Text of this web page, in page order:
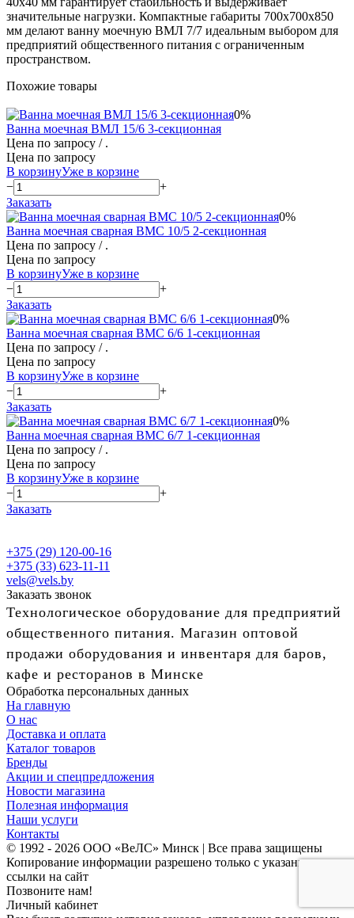
значительные нагрузки. Компактные габариты 700х700х850
мм делают ванну моечную ВМЛ 7/7 идеальным выбором для
предприятий общественного питания с ограниченным
пространством.
Похожие товары
0%
Ванна моечная ВМЛ 15/6 3-секционная
Цена по запросу / .
Цена по запросу
В корзинуУже в корзине
−
+
Заказать
0%
Ванна моечная сварная ВМС 10/5 2-секционная
Цена по запросу / .
Цена по запросу
В корзинуУже в корзине
−
+
Заказать
0%
Ванна моечная сварная ВМС 6/6 1-секционная
Цена по запросу / .
Цена по запросу
В корзинуУже в корзине
−
+
Заказать
0%
Ванна моечная сварная ВМС 6/7 1-секционная
Цена по запросу / .
Цена по запросу
В корзинуУже в корзине
−
+
Заказать
+375 (29) 120-00-16
+375 (33) 623-11-11
vels@vels.by
Заказать звонок
Технологическое оборудование для предприятий
общественного питания. Магазин оптовой
продажи оборудования и инвентаря для баров,
кафе и ресторанов в Минске
Обработка персональных данных
На главную
О нас
Доставка и оплата
Каталог товаров
Бренды
Акции и спецпредложения
Новости магазина
Полезная информация
Наши услуги
Контакты
© 1992 - 2026 ООО «ВеЛС» Минск | Все права защищены
Копирование информации разрешено только с указанием
ссылки на сайт
Позвоните нам!
Личный кабинет